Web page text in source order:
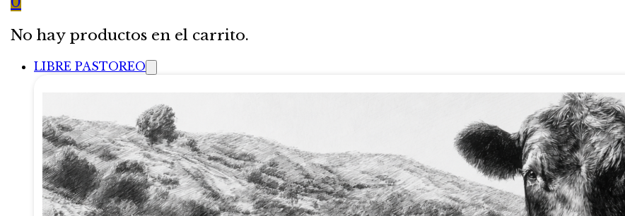
No hay productos en el carrito.
LIBRE PASTOREO